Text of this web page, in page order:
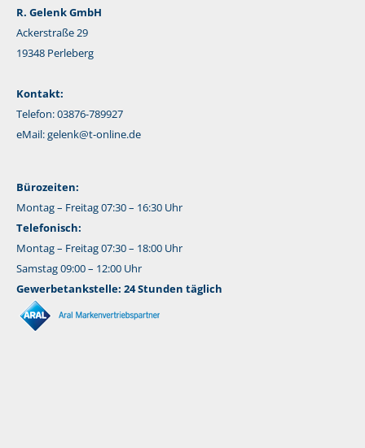
R. Gelenk GmbH
Ackerstraße 29
19348 Perleberg
Kontakt:
Telefon: 03876-789927
eMail:gelenk@t-online.de
Bürozeiten:
Montag – Freitag 07:30 – 16:30 Uhr
Telefonisch:
Montag – Freitag 07:30 – 18:00 Uhr
Samstag 09:00 – 12:00 Uhr
Gewerbetankstelle: 24 Stunden täglich